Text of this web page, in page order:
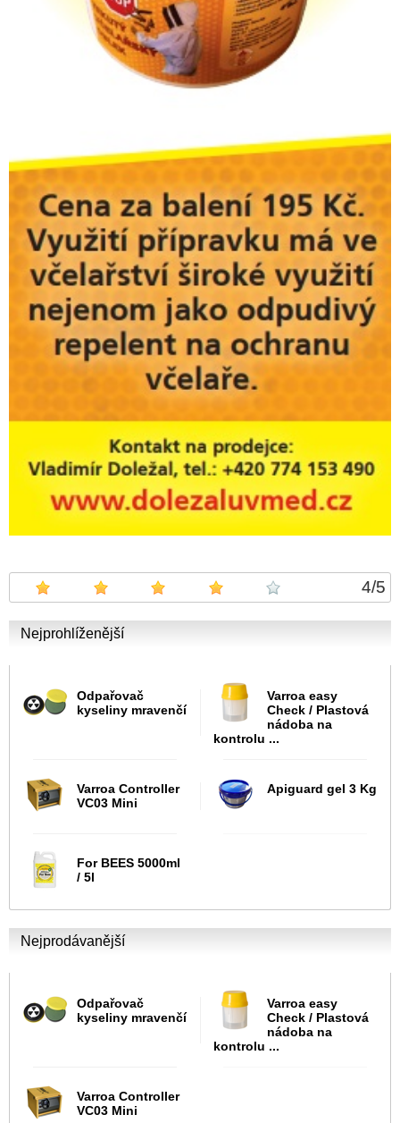
4/5
Nejprohlíženější
Odpařovač
kyseliny mravenčí
Varroa easy
Check / Plastová
nádoba na
kontrolu ...
Varroa Controller
VC03 Mini
Apiguard gel 3 Kg
For BEES 5000ml
/ 5l
Nejprodávanější
Odpařovač
kyseliny mravenčí
Varroa easy
Check / Plastová
nádoba na
kontrolu ...
Varroa Controller
VC03 Mini